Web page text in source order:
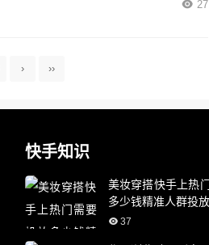
27
› ››
快手知识
美妆穿搭快手上热
多少钱精准人群投
37